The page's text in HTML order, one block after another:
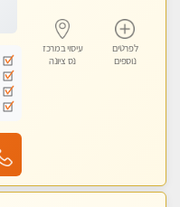
לפרטים
נוספים
עיסוי במרכז
נס ציונה